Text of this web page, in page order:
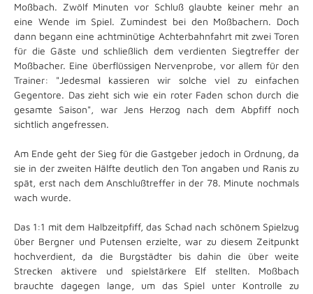
Moßbach. Zwölf Minuten vor Schluß glaubte keiner mehr an
eine Wende im Spiel. Zumindest bei den Moßbachern. Doch
dann begann eine achtminütige Achterbahnfahrt mit zwei Toren
für die Gäste und schließlich dem verdienten Siegtreffer der
Moßbacher. Eine überflüssigen Nervenprobe, vor allem für den
Trainer: "Jedesmal kassieren wir solche viel zu einfachen
Gegentore. Das zieht sich wie ein roter Faden schon durch die
gesamte Saison", war Jens Herzog nach dem Abpfiff noch
sichtlich angefressen.
Am Ende geht der Sieg für die Gastgeber jedoch in Ordnung, da
sie in der zweiten Hälfte deutlich den Ton angaben und Ranis zu
spät, erst nach dem Anschlußtreffer in der 78. Minute nochmals
wach wurde.
Das 1:1 mit dem Halbzeitpfiff, das Schad nach schönem Spielzug
über Bergner und Putensen erzielte, war zu diesem Zeitpunkt
hochverdient, da die Burgstädter bis dahin die über weite
Strecken aktivere und spielstärkere Elf stellten. Moßbach
brauchte dagegen lange, um das Spiel unter Kontrolle zu